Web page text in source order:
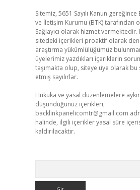
Sitemiz, 5651 Sayılı Kanun
ve İletişim Kurumu (BTK) tarafından
Sağlayıcı olarak hizmet vermektedir.
sitedeki içerikleri proaktif olarak
araştırma yükümlülüğümüz
üyelerimiz yazdıkları içeriklerin
taşımakta olup, siteye üye olarak
etmiş sayılırlar.
Hukuka ve yasal düzenlemelere
düşündüğünüz içerikleri,
backlinkpanelicomtr@gmail.com
halinde, ilgili içerikler yasal süre
kaldırılacaktır.